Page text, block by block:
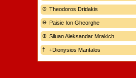
Theodoros Dridakis
Paisie Ion Gheorghe
Siluan Aleksandar Mrakich
+Dionysios Mantalos